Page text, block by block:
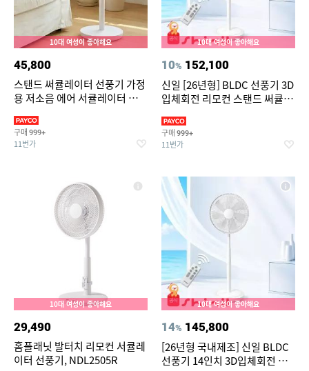
10대 여성이 좋아해요
45,800
스탠드 써큘레이터 선풍기 가정
용 저소음 에어 서큘레이터 공기
구매 999+
11번가
10대 여성이 좋아해요
10% 152,100
신일 [26년형] BLDC 선풍기 3D
입체회전 리모컨 스탠드 써큘레
구매 999+
11번가
10대 여성이 좋아해요
29,490
홈플래닛 발터치 리모컨 서큘레
이터 선풍기, NDL2505R
10대 여성이 좋아해요
14% 145,800
[26년형 국내제조] 신일 BLDC
선풍기 14인치 3D입체회전 리